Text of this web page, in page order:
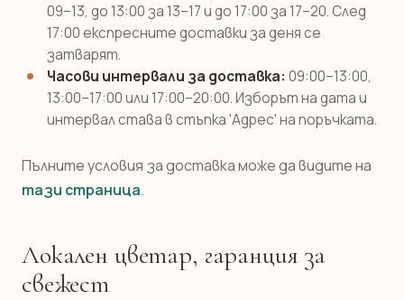
09–13, до 13:00 за 13–17 и до 17:00 за 17–20. След
17:00 експресните доставки за деня се
затварят.
Часови интервали за доставка: 09:00–13:00,
13:00–17:00 или 17:00–20:00. Изборът на дата и
интервал става в стъпка 'Адрес' на поръчката.
Пълните условия за доставка може да видите на
тази страница.
Локален цветар, гаранция за
свежест